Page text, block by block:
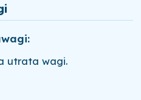
utrata wagi.